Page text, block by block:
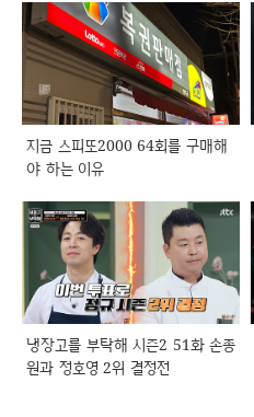
지금 스피또2000 64회를 구매해
야 하는 이유
냉장고를 부탁해 시즌2 51화 손종
원과 정호영 2위 결정전